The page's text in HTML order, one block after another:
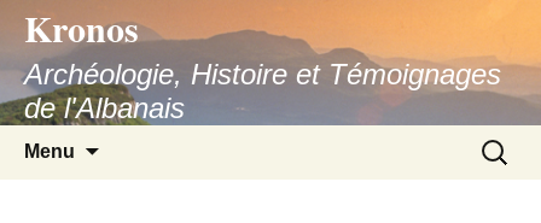
contenu
Kronos
Archéologie, Histoire et Témoignages
de l'Albanais
Menu